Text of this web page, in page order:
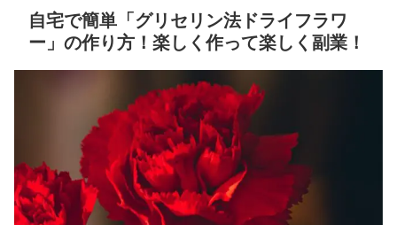
自宅で簡単「グリセリン法ドライフラワ
ー」の作り方！楽しく作って楽しく副業！